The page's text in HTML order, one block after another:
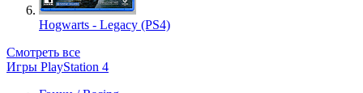
Hogwarts - Legacy (PS4)
Смотреть все
Игры PlayStation 4